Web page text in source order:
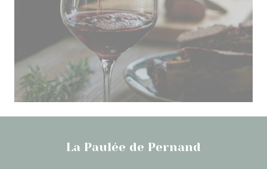
La Paulée de Pernand